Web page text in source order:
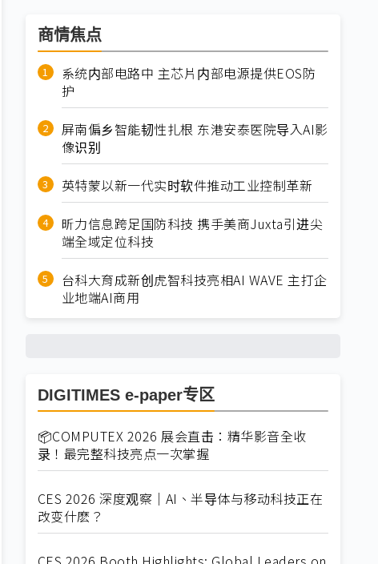
商情焦点
系统内部电路中 主芯片内部电源提供EOS防
护
屏南偏乡智能韧性扎根 东港安泰医院导入AI影
像识别
英特蒙以新一代实时软件推动工业控制革新
昕力信息跨足国防科技 携手美商Juxta引进尖
端全域定位科技
台科大育成新创虎智科技亮相AI WAVE 主打企
业地端AI商用
DIGITIMES e-paper专区
📦COMPUTEX 2026 展会直击：精华影音全收
录！最完整科技亮点一次掌握
CES 2026 深度观察｜AI、半导体与移动科技正在
改变什麽？